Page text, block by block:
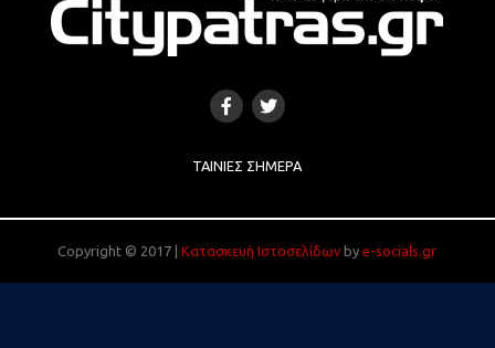
ΤΑΙΝΊΕΣ ΣΉΜΕΡΑ
Copyright © 2017 |Κατασκευή Ιστοσελίδων bye-socials.gr